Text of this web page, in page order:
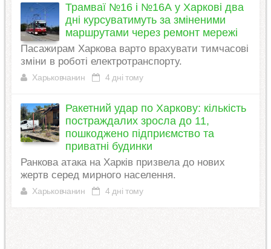
Трамваї №16 і №16А у Харкові два
дні курсуватимуть за зміненими
маршрутами через ремонт мережі
Пасажирам Харкова варто врахувати тимчасові
зміни в роботі електротранспорту.
Харьковчанин 4 дні тому
Ракетний удар по Харкову: кількість
постраждалих зросла до 11,
пошкоджено підприємство та
приватні будинки
Ранкова атака на Харків призвела до нових
жертв серед мирного населення.
Харьковчанин 4 дні тому